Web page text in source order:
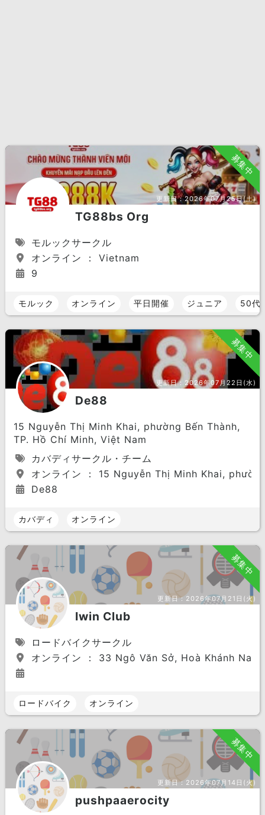
募集中
更新日：2026年07月25日(土)
TG88bs Org
モルックサークル
オンライン ： Vietnam
9
モルック オンライン 平日開催 ジュニア 50代
募集中
更新日： 2026年07月22日(水)
De88
15 Nguyễn Thị Minh Khai, phường Bến Thành,
TP. Hồ Chí Minh, Việt Nam
カバディサークル・チーム
オンライン ： 15 Nguyễn Thị Minh Khai,
De88
カバディ オンライン
募集中
更新日： 2026年07月21日(火)
Iwin Club
ロードバイクサークル
オンライン ： 33 Ngô Văn Sở, Hoà Khánh
ロードバイク オンライン
募集中
更新日： 2026年07月14日(火)
pushpaaerocity